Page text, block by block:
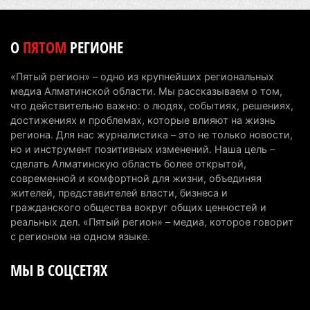
отходы: пожар охватил 300 квадратных метров
увидеть долги своего дома в квитанциях за свет
7 августа 2026 г. 06:28 269
В Алматинской области отменили приговор за
наркотики из-за того, что подсудимому не дали
последнее слово
6 августа 2026 г. 17:04
Проезд по БАКАД резко подорожал: в
Алматинской области начали действовать новые
6 августа 2026 г. 14:36
ОПЯТОМ РЕГИОНЕ
«Пятый регион» – одно из крупнейших региональных
медиа Алматинской области. Мы рассказываем о том,
что действительно важно: о людях, событиях, решениях,
достижениях и проблемах, которые влияют на жизнь
региона. Для нас журналистика – это не только новости,
но и инструмент позитивных изменений. Наша цель –
сделать Алматинскую область более открытой,
современной и комфортной для жизни, объединяя
жителей, представителей власти, бизнеса и
гражданского общества вокруг общих ценностей и
реальных дел. «Пятый регион» – медиа, которое говорит
с регионом на одном языке.
МЫ В СОЦСЕТЯХ